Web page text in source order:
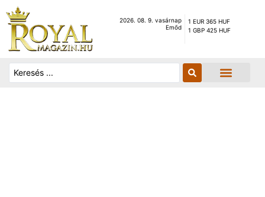
2026. 08. 9. vasárnap
Emőd
1 EUR 365 HUF
1 GBP 425 HUF